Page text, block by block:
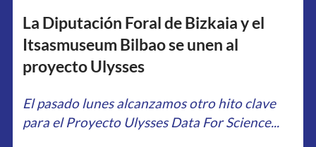
La Diputación Foral de Bizkaia y el
Itsasmuseum Bilbao se unen al
proyecto Ulysses
El pasado lunes alcanzamos otro hito clave
para el Proyecto Ulysses Data For Science...